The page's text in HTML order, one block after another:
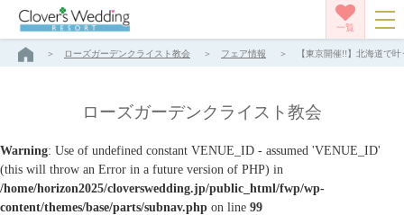
一覧
ローズガーデンクライスト教会 フェア情報 【東京開催!!】北海道で
ローズガーデンクライスト教会
Warning: Use of undefined constant VENUE_ID - assumed 'VENUE_ID'
(this will throw an Error in a future version of PHP) in
/home/horizon2025/cloverswedding.jp/public_html/fwp/wp-
content/themes/base/parts/subnav.php on line 99